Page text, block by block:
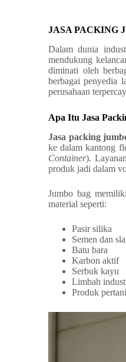
JASA PACKING
Dalam dunia
mendukung
diminati oleh
berbagai penyedia
perusahaan
Apa Itu Jasa
Jasa packing
ke dalam kantong
Container).
produk jadi dalam
Jumbo bag
material seperti:
Pasir silika
Semen dan
Batu bara
Karbon aktif
Serbuk kayu
Limbah
Produk